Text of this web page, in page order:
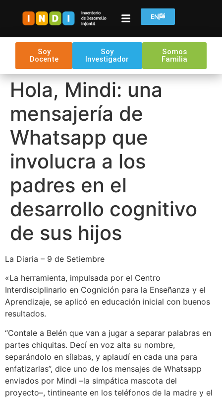
EN
Soy
Docente
Soy
Investigador
Somos
Familia
Hola, Mindi: una
mensajería de
Whatsapp que
involucra a los
padres en el
desarrollo cognitivo
de sus hijos
La Diaria – 9 de Setiembre
«La herramienta, impulsada por el Centro
Interdisciplinario en Cognición para la Enseñanza y el
Aprendizaje, se aplicó en educación inicial con buenos
resultados.
“Contale a Belén que van a jugar a separar palabras en
partes chiquitas. Decí en voz alta su nombre,
separándolo en sílabas, y aplaudí en cada una para
enfatizarlas”, dice uno de los mensajes de Whatsapp
enviados por Mindi –la simpática mascota del
proyecto–, tintineante en los teléfonos de la madre y el